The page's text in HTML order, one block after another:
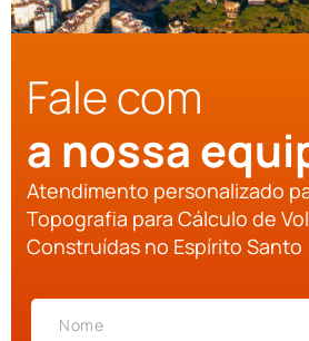
Fale com
a nossa
Atendimento personalizado
Topografia para Cálculo de
Construídas no Espírito Santo